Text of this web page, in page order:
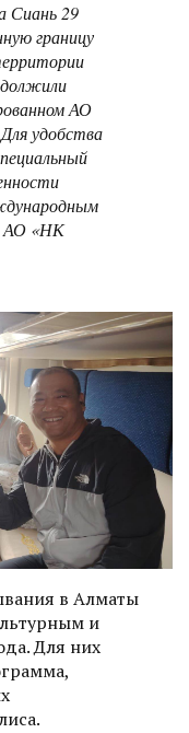
Сиань 29
границу
АО
удобства
АО «НК
в Алматы
и
Для них